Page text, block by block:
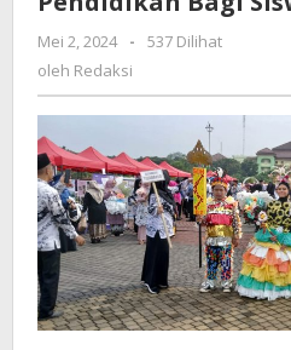
Pendidikan
Siswa
Berprestasi
Mei 2, 2024
oleh
Redaksi
-
537 Dilihat
oleh Redaksi